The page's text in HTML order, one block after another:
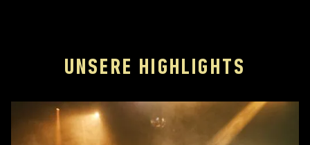
UNSERE HIGHLIGHTS